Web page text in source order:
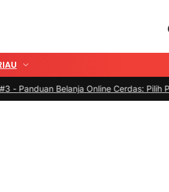
Belanja Online Cerdas: Pilih Produk